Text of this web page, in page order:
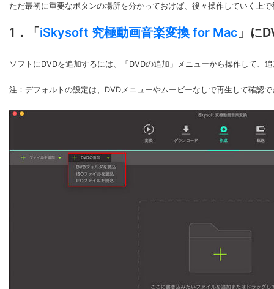
ただ最初に重要なボタンの場所を分かっておけば、後々操作していく上
1．「 iSkysoft 究極動画音楽変換 for Mac 」に
ソフトにDVDを追加するには、「DVDの追加」メニューから操作して、
注： デフォルトの設定は、DVDメニューやムービーなしで再生して確認